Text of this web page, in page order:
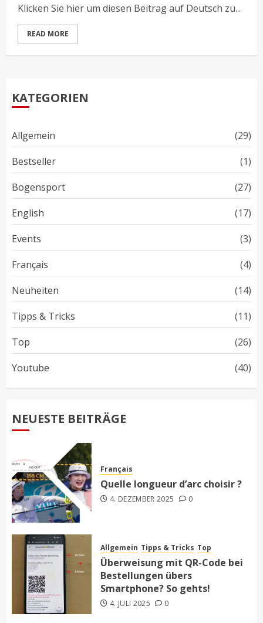
Klicken Sie hier um diesen Beitrag auf Deutsch zu...
READ MORE
KATEGORIEN
Allgemein
(29)
Bestseller
(1)
Bogensport
(27)
English
(17)
Events
(3)
Français
(4)
Neuheiten
(14)
Tipps & Tricks
(11)
Top
(26)
Youtube
(40)
NEUESTE BEITRÄGE
Français
Quelle longueur d’arc choisir ?
4. DEZEMBER 2025 0
Allgemein Tipps & Tricks Top
Überweisung mit QR-Code bei
Bestellungen übers
Smartphone? So gehts!
4. JULI 2025 0